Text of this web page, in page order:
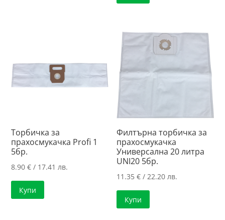
Торбичка за
прахосмукачка Profi 1
5бр.
8.90€ / 17.41 лв.
Купи
Филтърна торбичка за
прахосмукачка
Универсална 20 литра
UNI20 5бр.
11.35€ / 22.20 лв.
Купи